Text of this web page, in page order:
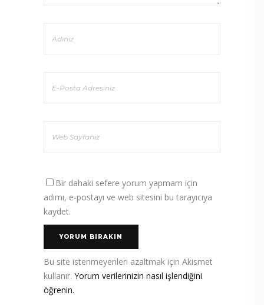
Bir dahaki sefere yorum yapmam için
adımı, e-postayı ve web sitesini bu tarayıcıya
kaydet.
Bu site istenmeyenleri azaltmak için Akismet
kullanır. Yorum verilerinizin nasıl işlendiğini
öğrenin.